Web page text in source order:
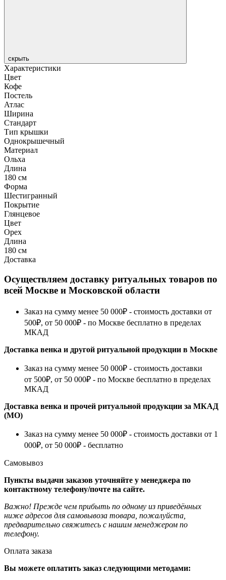
скрыть
Характеристики
Цвет
Кофе
Постель
Атлас
Ширина
Стандарт
Тип крышки
Однокрышечный
Материал
Ольха
Длина
180 см
Форма
Шестигранный
Покрытие
Глянцевое
Цвет
Орех
Длина
180 см
Доставка
Осуществляем доставку ритуальных товаров по
всей Москве и Московской области
Заказ на сумму менее 50 000₽ - стоимость доставки от
500₽, от 50 000₽ - по Москве бесплатно в пределах
МКАД
Доставка венка и другой ритуальной продукции в Москве
Заказ на сумму менее 50 000₽ - стоимость доставки
от 500₽, от 50 000₽ - по Москве бесплатно в пределах
МКАД
Доставка венка и прочей ритуальной продукции за МКАД
(МО)
Заказ на сумму менее 50 000₽ - стоимость доставки от 1
000₽, от 50 000₽ - бесплатно
Самовывоз
Пункты выдачи заказов уточняйте у менеджера по
контактному телефону/почте на сайте.
Важно! Прежде чем прибыть по одному из приведённых
ниже адресов для самовывоза товара, пожалуйста,
предварительно свяжитесь с нашим менеджером по
телефону.
Оплата заказа
Вы можете оплатить заказ следующими методами: